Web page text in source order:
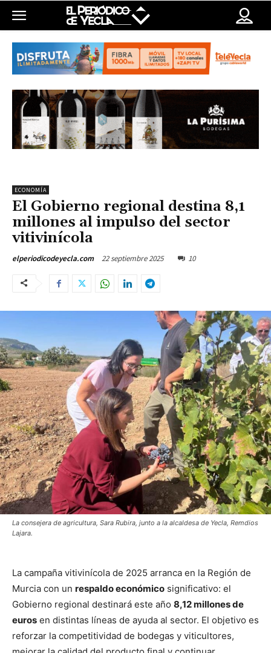
ECONOMÍA
El Gobierno regional destina 8,1
millones al impulso del sector
vitivinícola
elperiodicodeyecla.com 22 septiembre 2025 10
La consejera de agricultura, Sara Rubira, junto a la alcaldesa de Yecla, Remdios
Lajara.
La campaña vitivinícola de 2025 arranca en la Región de
Murcia con un respaldo económico significativo: el
Gobierno regional destinará este año 8,12 millones de
euros en distintas líneas de ayuda al sector. El objetivo es
reforzar la competitividad de bodegas y viticultores,